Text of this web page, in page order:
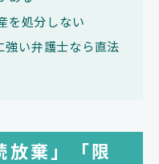
を処分しない
強い弁護士なら直法
放棄」「限